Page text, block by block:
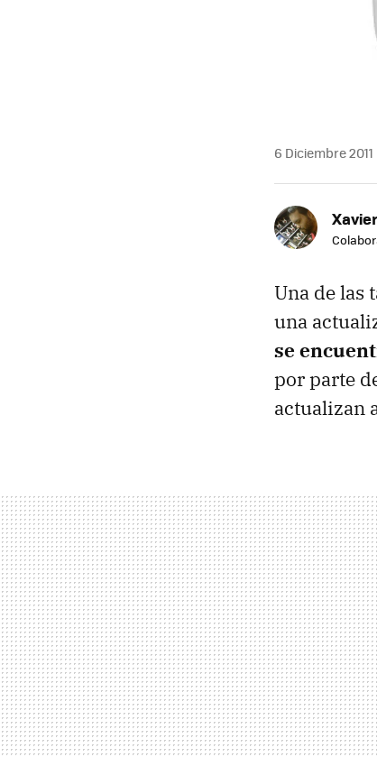
6 Diciembre 2011
Una de las
una
se
por parte
actualizan